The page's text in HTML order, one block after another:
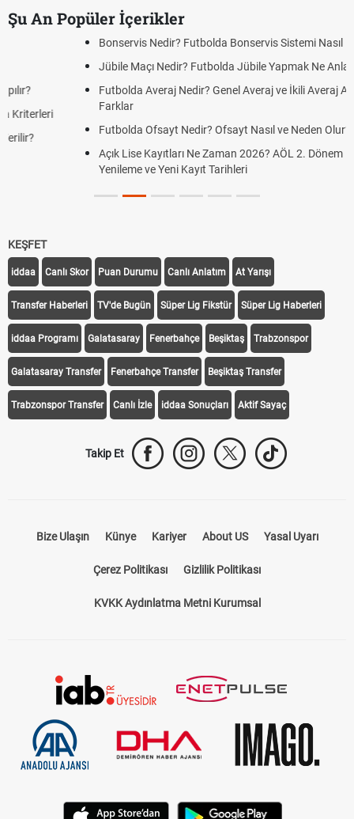
Şu An Popüler İçerikler
Bonservis Nedir? Futbolda Bonservis Sistemi Nasıl İşler?
Jübile Maçı Nedir? Futbolda Jübile Yapmak Ne Anlama Gelir?
Futbolda Averaj Nedir? Genel Averaj ve İkili Averaj Arasındaki
Futbolda Ofsayt Nedir? Ofsayt Nasıl ve Neden Olur?
Açık Lise Kayıtları Ne Zaman 2026? AÖL 2. Dönem Kayıt
Yenileme ve Yeni Kayıt Tarihleri
KEŞFET
iddaa Canlı Skor Puan Durumu Canlı Anlatım At Yarışı
Transfer Haberleri TV'de Bugün Süper Lig Fikstür Süper Lig Haberleri
iddaa Programı Galatasaray Fenerbahçe Beşiktaş Trabzonspor
Galatasaray Transfer Fenerbahçe Transfer Beşiktaş Transfer
Trabzonspor Transfer Canlı İzle iddaa Sonuçları Aktif Sayaç
Takip Et
Bize Ulaşın Künye Kariyer About US Yasal Uyarı
Çerez Politikası Gizlilik Politikası
KVKK Aydınlatma Metni Kurumsal